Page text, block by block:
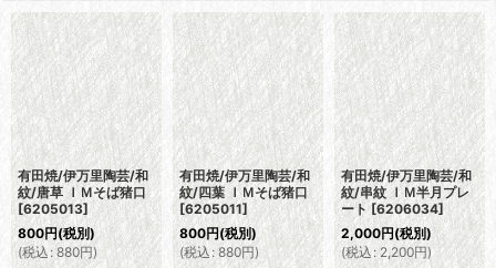
有田焼/伊万里陶芸/和
紋/唐草 ＩＭそば猪口
[6205013]
800円(税別)
(税込 : 880円)
有田焼/伊万里陶芸/和
紋/四葉 ＩＭそば猪口
[6205011]
800円(税別)
(税込 : 880円)
有田焼/伊万里陶芸/和
紋/串紋 ＩＭ半月プレ
ート [6206034]
2,000円(税別)
(税込 : 2,200円)